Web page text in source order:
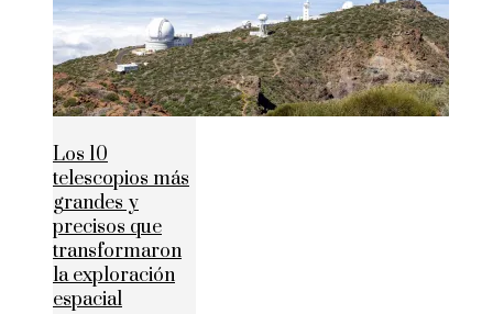
Los 10
telescopios más
grandes y
precisos que
transformaron
la exploración
espacial